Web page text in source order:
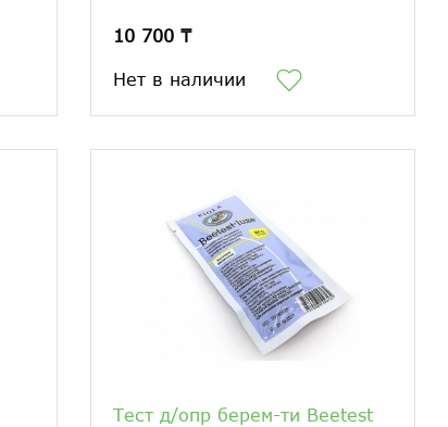
10 700 ₸
Нет в наличии
Тест д/опр берем-ти Beetest